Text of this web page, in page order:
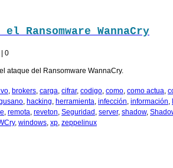
WannaCry
0
ataque del Ransomware WannaCry.
, brokers, carga, cifrar, codigo, como, como actua,
, hacking, herramienta, infección, información,
, remota, reveton, Seguridad , server, shadow,
, windows, xp, zeppelinux